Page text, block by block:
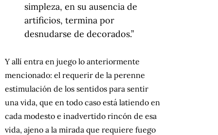
simpleza, en su ausencia de
artificios, termina por
desnudarse de decorados.”
Y allí entra en juego lo anteriormente
mencionado: el requerir de la perenne
estimulación de los sentidos para sentir
una vida, que en todo caso está latiendo en
cada modesto e inadvertido rincón de esa
vida, ajeno a la mirada que requiere fuego